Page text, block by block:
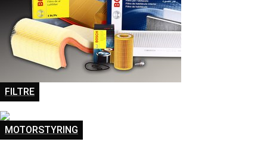
FILTRE
MOTORSTYRING